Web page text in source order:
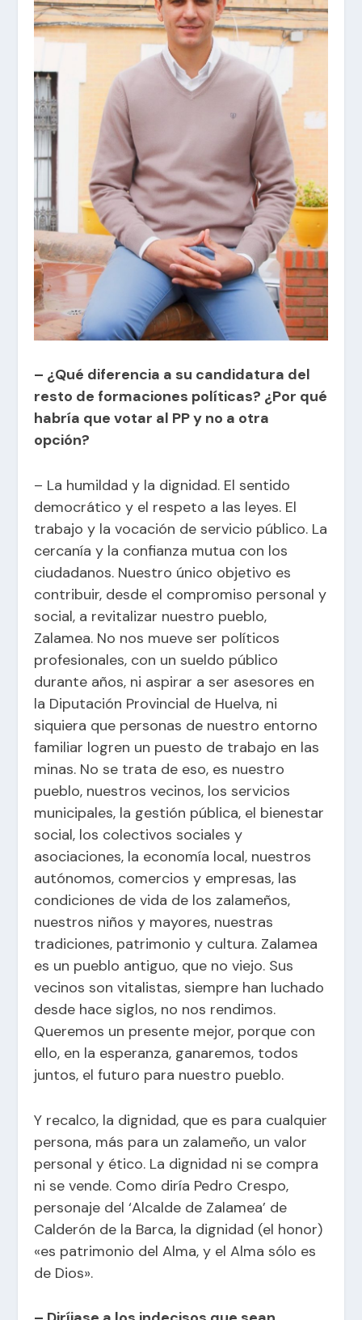
– ¿Qué diferencia a su candidatura del
resto de formaciones políticas? ¿Por qué
habría que votar al PP y no a otra
opción?
– La humildad y la dignidad. El sentido
democrático y el respeto a las leyes. El
trabajo y la vocación de servicio público. La
cercanía y la confianza mutua con los
ciudadanos. Nuestro único objetivo es
contribuir, desde el compromiso personal y
social, a revitalizar nuestro pueblo,
Zalamea. No nos mueve ser políticos
profesionales, con un sueldo público
durante años, ni aspirar a ser asesores en
la Diputación Provincial de Huelva, ni
siquiera que personas de nuestro entorno
familiar logren un puesto de trabajo en las
minas. No se trata de eso, es nuestro
pueblo, nuestros vecinos, los servicios
municipales, la gestión pública, el bienestar
social, los colectivos sociales y
asociaciones, la economía local, nuestros
autónomos, comercios y empresas, las
condiciones de vida de los zalameños,
nuestros niños y mayores, nuestras
tradiciones, patrimonio y cultura. Zalamea
es un pueblo antiguo, que no viejo. Sus
vecinos son vitalistas, siempre han luchado
desde hace siglos, no nos rendimos.
Queremos un presente mejor, porque con
ello, en la esperanza, ganaremos, todos
juntos, el futuro para nuestro pueblo.
Y recalco, la dignidad, que es para cualquier
persona, más para un zalameño, un valor
personal y ético. La dignidad ni se compra
ni se vende. Como diría Pedro Crespo,
personaje del ‘Alcalde de Zalamea’ de
Calderón de la Barca, la dignidad (el honor)
«es patrimonio del Alma, y el Alma sólo es
de Dios».